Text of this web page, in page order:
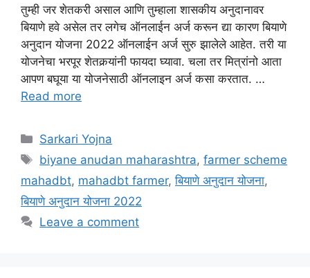
तुम्ही जर शेतकरी असाल आणि तुम्हाला शासकीय अनुदानावर
बियाणे हवे असेल तर लगेच ऑनलाईन अर्ज करून द्या कारण बियाणे
अनुदान योजना 2022 ऑनलाईन अर्ज सुरु झालेले आहेत. तरी या
योजनेचा भरपूर शेतकर्‍यांनी फायदा घ्यावा. चला तर मित्रांनो आता
आपण बघूया या योजनेसाठी ऑनलाइन अर्ज कसा करतात. …
Read more
Categories
Sarkari Yojna
Tags
biyane anudan maharashtra,farmer scheme
mahadbt, mahadbt farmer,बियाणे अनुदान योजना,
बियाणे अनुदान योजना 2022
Leave a comment